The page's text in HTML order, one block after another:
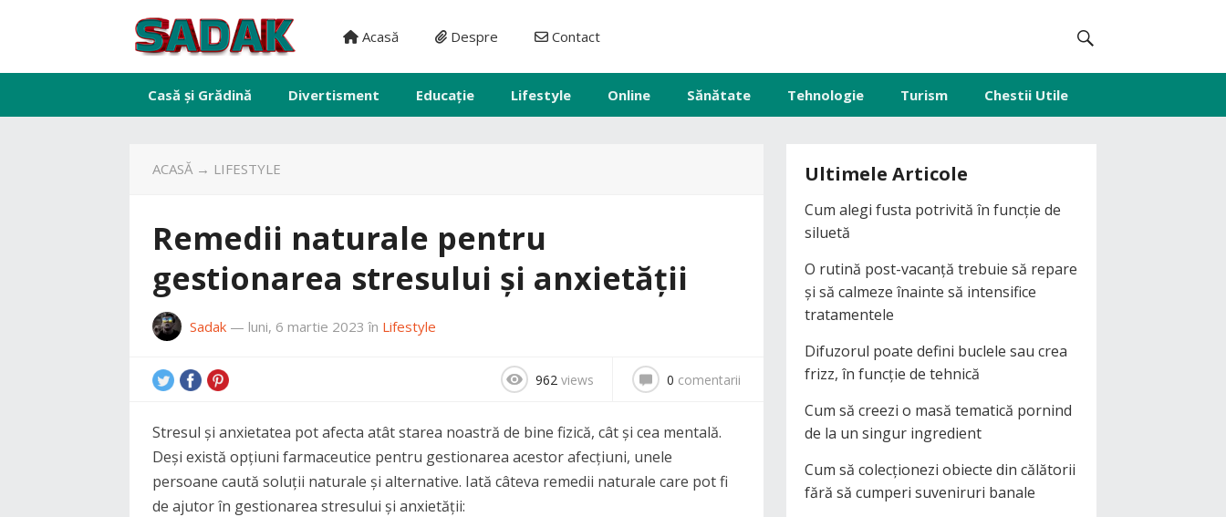
Acasă Despre Contact
Casă și Grădină Divertisment Educație Lifestyle Online Sănătate Tehnologie Turism Chestii Utile
ACASĂ→ LIFESTYLE
Remedii naturale pentru
gestionarea stresului și anxietății
Sadak — luni, 6 martie 2023 în Lifestyle
962 views 0 comentarii
Stresul și anxietatea pot afecta atât starea noastră de bine fizică, cât și cea mentală.
Deși există opțiuni farmaceutice pentru gestionarea acestor afecțiuni, unele
persoane caută soluții naturale și alternative. Iată câteva remedii naturale care pot fi
de ajutor în gestionarea stresului și anxietății:
Ultimele Articole
Cum alegi fusta potrivită în funcție de
siluetă
O rutină post-vacanță trebuie să repare
și să calmeze înainte să intensifice
tratamentele
Difuzorul poate defini buclele sau crea
frizz, în funcție de tehnică
Cum să creezi o masă tematică pornind
de la un singur ingredient
Cum să colecționezi obiecte din călătorii
fără să cumperi suveniruri banale